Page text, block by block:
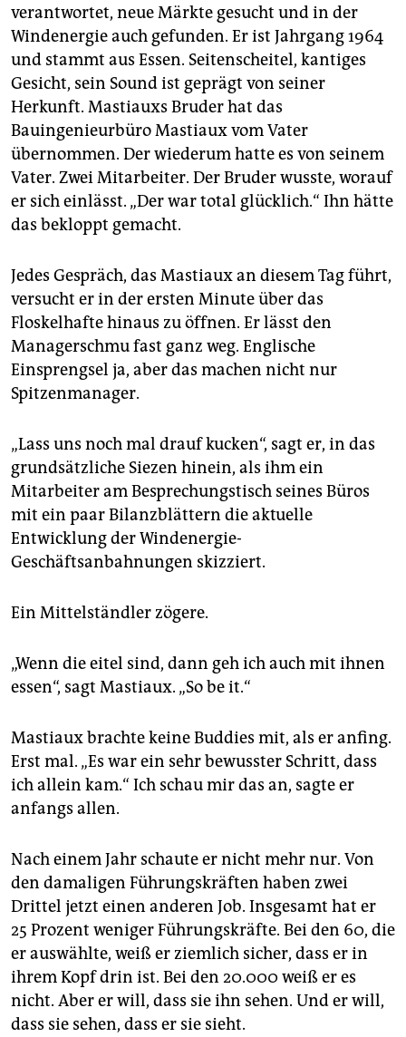
verantwortet, neue Märkte gesucht und in der
Windenergie auch gefunden. Er ist Jahrgang 1964
und stammt aus Essen. Seitenscheitel, kantiges
Gesicht, sein Sound ist geprägt von seiner
Herkunft. Mastiauxs Bruder hat das
Bauingenieurbüro Mastiaux vom Vater
übernommen. Der wiederum hatte es von seinem
Vater. Zwei Mitarbeiter. Der Bruder wusste, worauf
er sich einlässt. „Der war total glücklich.“ Ihn hätte
das bekloppt gemacht.
Jedes Gespräch, das Mastiaux an diesem Tag führt,
versucht er in der ersten Minute über das
Floskelhafte hinaus zu öffnen. Er lässt den
Managerschmu fast ganz weg. Englische
Einsprengsel ja, aber das machen nicht nur
Spitzenmanager.
„Lass uns noch mal drauf kucken“, sagt er, in das
grundsätzliche Siezen hinein, als ihm ein
Mitarbeiter am Besprechungstisch seines Büros
mit ein paar Bilanzblättern die aktuelle
Entwicklung der Windenergie-
Geschäftsanbahnungen skizziert.
Ein Mittelständler zögere.
„Wenn die eitel sind, dann geh ich auch mit ihnen
essen“, sagt Mastiaux. „So be it.“
Mastiaux brachte keine Buddies mit, als er anfing.
Erst mal. „Es war ein sehr bewusster Schritt, dass
ich allein kam.“ Ich schau mir das an, sagte er
anfangs allen.
Nach einem Jahr schaute er nicht mehr nur. Von
den damaligen Führungskräften haben zwei
Drittel jetzt einen anderen Job. Insgesamt hat er
25 Prozent weniger Führungskräfte. Bei den 60, die
er auswählte, weiß er ziemlich sicher, dass er in
ihrem Kopf drin ist. Bei den 20.000 weiß er es
nicht. Aber er will, dass sie ihn sehen. Und er will,
dass sie sehen, dass er sie sieht.